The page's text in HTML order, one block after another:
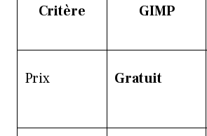
Critère GIMP
Prix Gratuit